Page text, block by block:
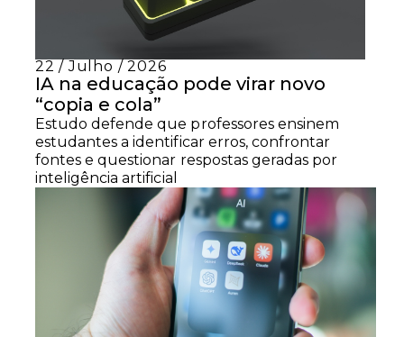
22 / Julho / 2026
IA na educação pode virar novo
“copia e cola”
Estudo defende que professores ensinem
estudantes a identificar erros, confrontar
fontes e questionar respostas geradas por
inteligência artificial